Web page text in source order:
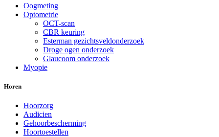
Oogmeting
Optometrie
OCT-scan
CBR keuring
Esterman gezichtsveldonderzoek
Droge ogen onderzoek
Glaucoom onderzoek
Myopie
Horen
Hoorzorg
Audicien
Gehoorbescherming
Hoortoestellen